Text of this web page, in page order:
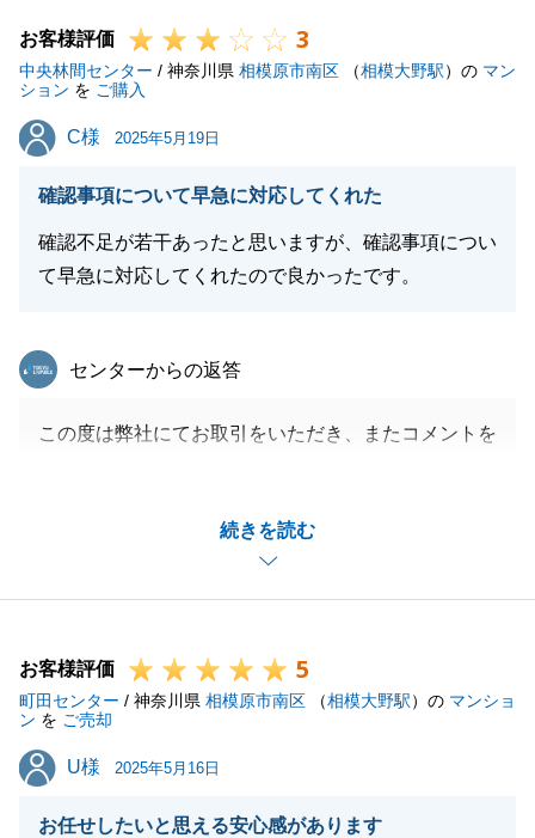
お気軽にお申し付けくださいませ。
引き続き、宜しくお願い申し上げます。
お客様評価 3
中央林間センター / 神奈川県 相模原市南区 （相模大野駅）の マン
ション を ご購入
C様
C様 2025年5月19日
確認事項について早急に対応してくれた
確認不足が若干あったと思いますが、確認事項につい
て早急に対応してくれたので良かったです。
続きを読む
東急リバブル
センターからの返答
この度は弊社にてお取引をいただき、またコメントを
大変申し訳ございませんでした。
今後はご指摘いただいたことを意識し、お客様に喜ん
でいただけるようなお取引を目指していきたいと思い
お忙しいところ貴重なご意見をいただき、誠にありが
とうございました。
今後ともよろしくお願い申し上げます。
お客様評価 5
町田センター / 神奈川県 相模原市南区 （相模大野駅）の マンショ
ン を ご売却
U様
U様 2025年5月16日
お任せしたいと思える安心感があります